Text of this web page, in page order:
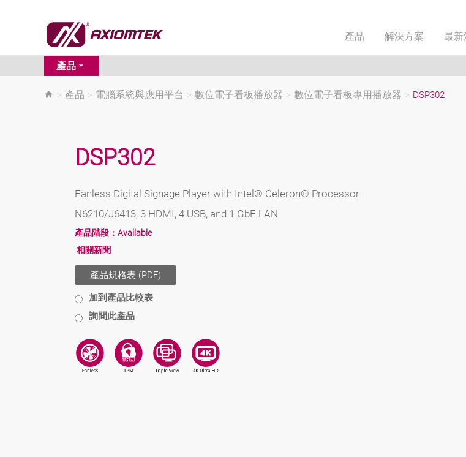
產品 解決方案 最新
產品
> 產品 > 電腦系統與應用平台 > 數位電子看板播放器 > 數位電子看板專用播放器 > DSP302
DSP302
Fanless Digital Signage Player with Intel® Celeron® Processor
N6210/J6413, 3 HDMI, 4 USB, and 1 GbE LAN
產品階段： Available
相關新聞
產品規格表 (PDF)
加到產品比較表
詢問此產品